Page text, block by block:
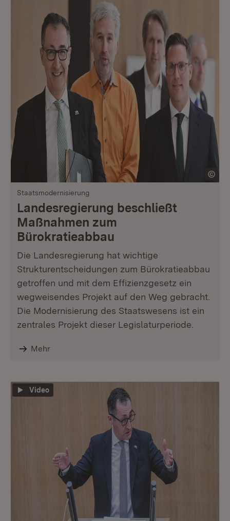
Staatsmodernisierung
Landesregierung beschließt
Maßnahmen zum
Bürokratieabbau
Die Landesregierung hat wichtige
Strukturentscheidungen zum Bürokratieabbau
getroffen und mit dem Effizienzgesetz ein
wegweisendes Projekt auf den Weg gebracht.
Die Modernisierung des Staatswesens ist ein
zentrales Projekt dieser Legislaturperiode.
Mehr
Video